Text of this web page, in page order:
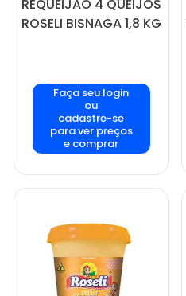
REQUEIJÃO 4 QUEIJOS
ROSELI BISNAGA 1,8 KG
Faça seu login
ou
cadastre-se
para ver preços
e comprar